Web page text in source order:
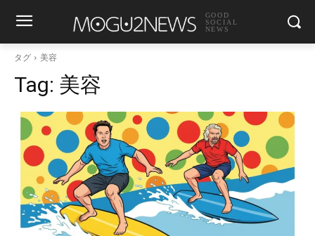
GOOD
SOCIAL
NEWS
タグ 美容
Tag: 美容